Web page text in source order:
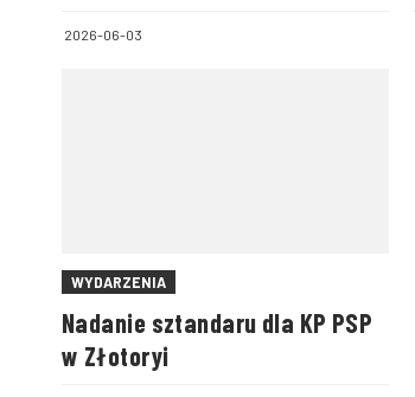
2026-06-03
WYDARZENIA
Nadanie sztandaru dla KP PSP
w Złotoryi